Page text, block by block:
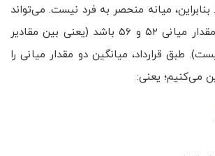
است (یعنی ۱۲). بنابراین، میانه منحصر به فرد نیست. می‌تواند
هر مقداری بین دو مقدار میانی ۵۲ و ۵۶ باشد (یعنی بین مقادیر
طبق قرارداد، میانگین دو مقدار میانی را
می‌کنیم؛ یعنی: